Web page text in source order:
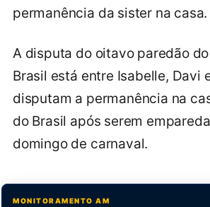
permanência da sister na casa.
A disputa do oitavo paredão
Brasil está entre Isabelle, Davi
disputam a permanência na
do Brasil após serem
domingo de carnaval.
MONITORAMENTO AM